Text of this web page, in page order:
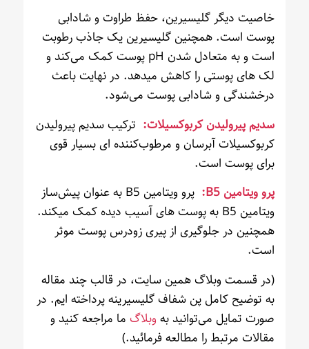
خاصیت دیگر گلیسیرین، حفظ طراوت و شادابی
پوست است. همچنین گلیسیرین یک جاذب رطوبت
است و به متعادل شدن pH پوست کمک می‌کند و
لک های پوستی را کاهش میدهد. در نهایت باعث
درخشندگی و شادابی پوست می‌شود.
سدیم پیرولیدن کربوکسیلات: ترکیب سدیم پیرولیدن
کربوکسیلات آبرسان و مرطوب‌کننده ای بسیار قوی
برای پوست است.
پرو ویتامین B5:
پرو ویتامین B5 به عنوان پیش‌ساز
ویتامین B5 به پوست های آسیب دیده کمک میکند.
همچنین در جلوگیری از پیری زودرس پوست موثر
است.
(در قسمت وبلاگ همین سایت، در قالب چند مقاله
به توضیح کامل پن شفاف گلیسیرینه پرداخته ایم. در
صورت تمایل می‌توانید به وبلاگ ما مراجعه کنید و
مقالات مرتبط را مطالعه فرمائید.)